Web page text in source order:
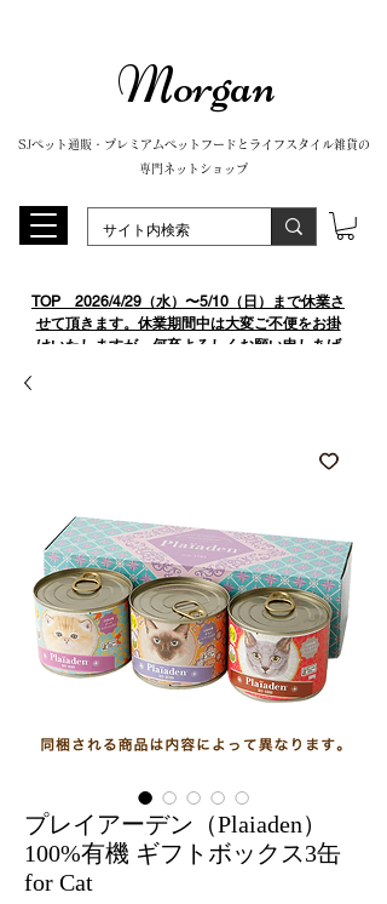
SJペット通販・プレミアムペットフードとライフスタイル雑貨の
専門ネットショップ
Morgan
TOP ​ 2026/4/29（水）〜5/10（日）まで休業さ
せて頂きます。休業期間中は大変ご不便をお掛
けいたしますが、何卒よろしくお願い申しあげ
プレイアーデン（Plaiaden）
100%有機 ギフトボックス3缶
for Cat